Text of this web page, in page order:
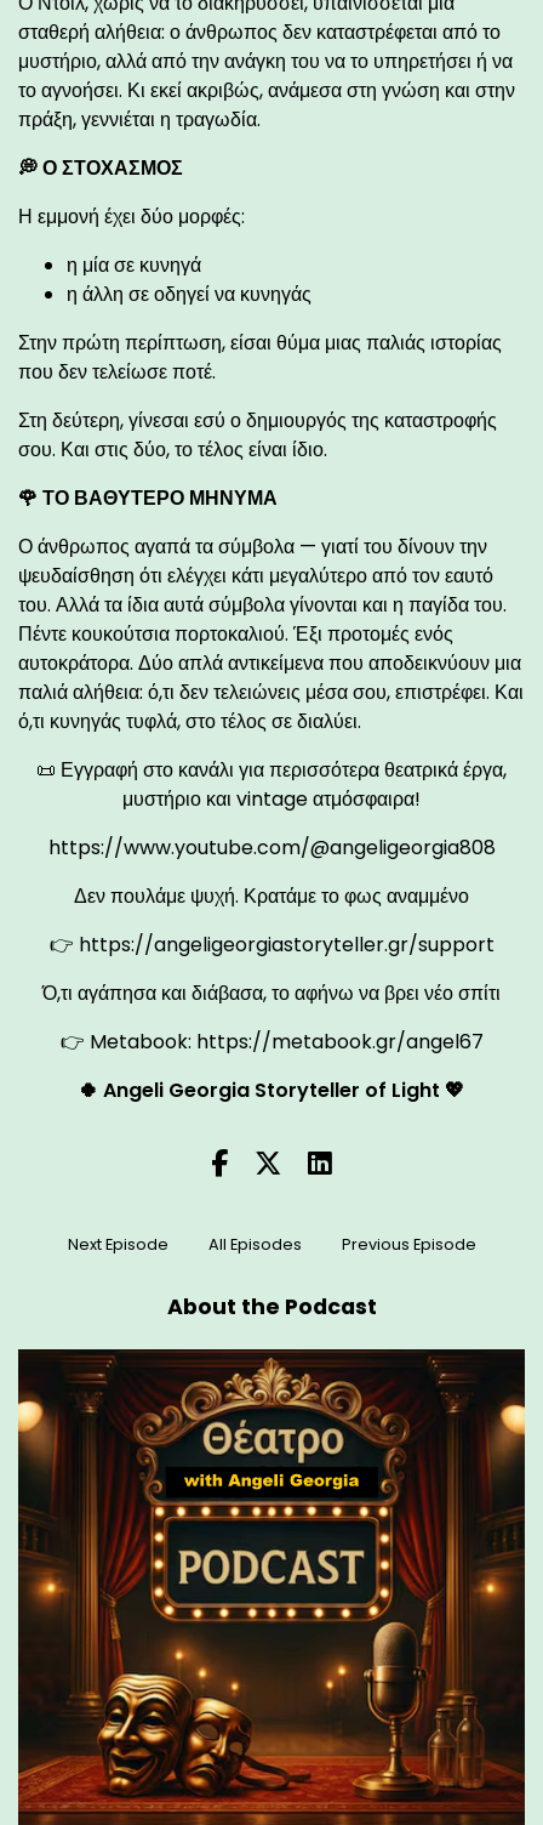
σταθερή αλήθεια: ο άνθρωπος δεν καταστρέφεται από το
μυστήριο, αλλά από την ανάγκη του να το υπηρετήσει ή να
το αγνοήσει. Κι εκεί ακριβώς, ανάμεσα στη γνώση και στην
πράξη, γεννιέται η τραγωδία.
💭 Ο ΣΤΟΧΑΣΜΟΣ
Η εμμονή έχει δύο μορφές:
η μία σε κυνηγά
η άλλη σε οδηγεί να κυνηγάς
Στην πρώτη περίπτωση, είσαι θύμα μιας παλιάς ιστορίας
που δεν τελείωσε ποτέ.
Στη δεύτερη, γίνεσαι εσύ ο δημιουργός της καταστροφής
σου. Και στις δύο, το τέλος είναι ίδιο.
🌹 ΤΟ ΒΑΘΥΤΕΡΟ ΜΗΝΥΜΑ
Ο άνθρωπος αγαπά τα σύμβολα — γιατί του δίνουν την
ψευδαίσθηση ότι ελέγχει κάτι μεγαλύτερο από τον εαυτό
του. Αλλά τα ίδια αυτά σύμβολα γίνονται και η παγίδα του.
Πέντε κουκούτσια πορτοκαλιού. Έξι προτομές ενός
αυτοκράτορα. Δύο απλά αντικείμενα που αποδεικνύουν μια
παλιά αλήθεια: ό,τι δεν τελειώνεις μέσα σου, επιστρέφει. Και
ό,τι κυνηγάς τυφλά, στο τέλος σε διαλύει.
📜 Εγγραφή στο κανάλι για περισσότερα θεατρικά έργα,
μυστήριο και vintage ατμόσφαιρα!
https://www.youtube.com/@angeligeorgia808
Δεν πουλάμε ψυχή. Κρατάμε το φως αναμμένο
👉 https://angeligeorgiastoryteller.gr/support
Ό,τι αγάπησα και διάβασα, το αφήνω να βρει νέο σπίτι
👉 Metabook: https://metabook.gr/angel67
🍀 Angeli Georgia Storyteller of Light 💖
Next Episode All Episodes Previous Episode
About the Podcast